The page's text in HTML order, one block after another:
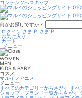
コンテンツへスキップ
何かお探しですか？
ログイン さま P さま P
お気に入り
カート
メニュー
WOMEN
MEN
KIDS & BABY
コスメ
マルイノアニメ
メニュー
すべてのカテゴリーからさがす すべ
ショップ・ブランド一覧からさがす